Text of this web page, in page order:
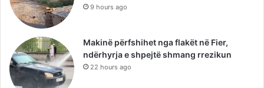
9 hours ago
Makinë përfshihet nga flakët në Fier,
ndërhyrja e shpejtë shmang rrezikun
22 hours ago